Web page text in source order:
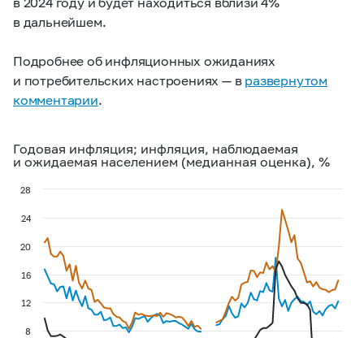
в дальнейшем.
Подробнее об инфляционных ожиданиях
и потребительских настроениях — в развернутом
комментарии.
Годовая инфляция; инфляция, наблюдаемая
и ожидаемая населением (медианная оценка), %
8
12
16
20
24
28